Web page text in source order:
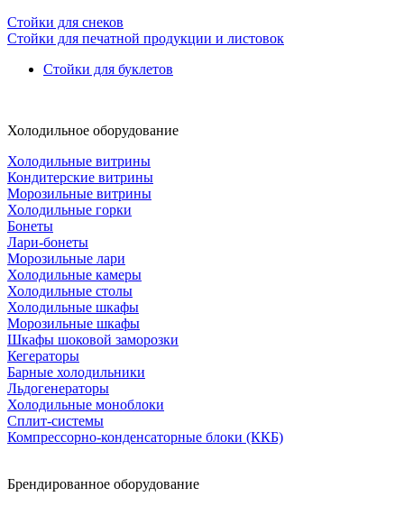
Стойки для снеков
Стойки для печатной продукции и листовок
Стойки для буклетов
Холодильное оборудование
Холодильные витрины
Кондитерские витрины
Морозильные витрины
Холодильные горки
Бонеты
Лари-бонеты
Морозильные лари
Холодильные камеры
Холодильные столы
Холодильные шкафы
Морозильные шкафы
Шкафы шоковой заморозки
Кегераторы
Барные холодильники
Льдогенераторы
Холодильные моноблоки
Сплит-системы
Компрессорно-конденсаторные блоки (ККБ)
Брендированное оборудование